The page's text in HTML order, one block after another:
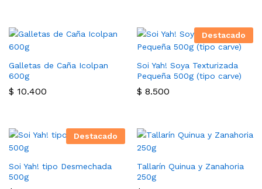
Galletas de Caña Icolpan
600g
$ 10.400
Destacado
Soi Yah! Soya Texturizada
Pequeña 500g (tipo carve)
$ 8.500
Destacado
Soi Yah! tipo Desmechada
500g
Tallarín Quinua y Zanahoria
250g